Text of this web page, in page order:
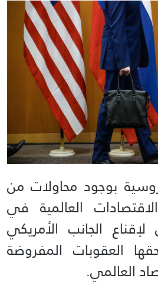
بوجود محاولات من
العالمية في
الجانب الأمريكي
العقوبات المفروضة
العالمي.